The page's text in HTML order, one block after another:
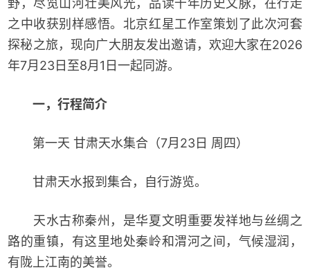
野，尽览山河壮美风光，品读千年历史文脉，在行走
之中收获别样感悟。北京红星工作室策划了此次河套
探秘之旅，现向广大朋友发出邀请，欢迎大家在2026
年7月23日至8月1日一起同游。
一，行程简介
第一天 甘肃天水集合（7月23日 周四）
甘肃天水报到集合，自行游览。
天水古称秦州，是华夏文明重要发祥地与丝绸之
路的重镇，有这里地处秦岭和渭河之间，气候湿润，
有陇上江南的美誉。